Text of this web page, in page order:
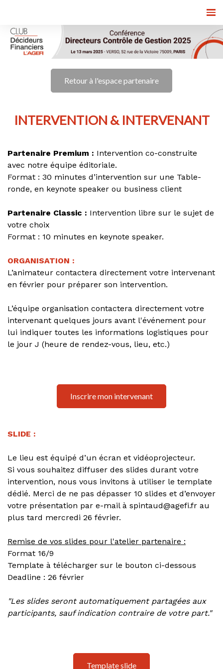
Retour à l'espace partenaire
INTERVENTION & INTERVENANT
Partenaire Premium : Intervention co-construite
avec notre équipe éditoriale.
Format : 30 minutes d’intervention sur une Table-
ronde, en keynote speaker ou business client
Partenaire Classic : Intervention libre sur le sujet de
votre choix
Format : 10 minutes en keynote speaker.
ORGANISATION :
L’animateur contactera directement votre intervenant
en février pour préparer son intervention.
L’équipe organisation contactera directement votre
intervenant quelques jours avant l'événement pour
lui indiquer toutes les informations logistiques pour
le jour J (heure de rendez-vous, lieu, etc.)
Inscrire mon intervenant
SLIDE :
Le lieu est équipé d’un écran et vidéoprojecteur.
Si vous souhaitez diffuser des slides durant votre
intervention, nous vous invitons à utiliser le template
dédié. Merci de ne pas dépasser 10 slides et d’envoyer
votre présentation par e-mail à spintaud@agefi.fr au
plus tard mercredi 26 février.
Remise de vos slides pour l'atelier partenaire :
Format 16/9
Template à télécharger sur le bouton ci-dessous
Deadline : 26 février
"Les slides seront automatiquement partagées aux
participants, sauf indication contraire de votre part."
Template slide